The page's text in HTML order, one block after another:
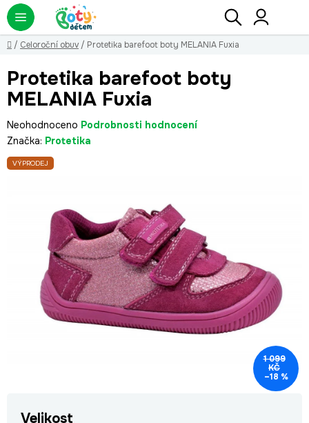
Přejít
na
obsah
Hledat
Domů
/ Celoroční obuv / Protetika barefoot boty MELANIA Fuxia
Velikost
Protetika barefoot boty
MELANIA Fuxia
Průměrné
hodnocení
produktu
je
hvězdiček.
Neohodnoceno Podrobnosti hodnocení
Značka: Protetika
VÝPRODEJ
1 099
KČ
–18 %